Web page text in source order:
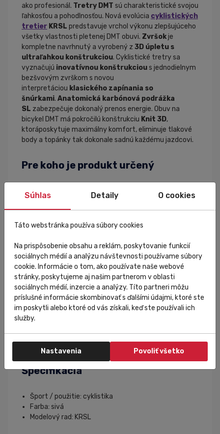
ako profesionál. Tretry DMT sú charakteristické svojou
ľahkosťou a pohodlnosťou. Nová evolúcia cyklistických
tretier KRSL predstavuje vrchol výkonu zlepšujúceho
všetky vlastnosti pletenej DMT obuvi. Zvršokje
kompletne navrhnutý a vyrobený z 3D úpletu s
ultraľahkou konštrukciou. Cyklistické tretry sa
vyznačujú inovatívnou konštrukcious jednodielnym
bezšvovým zvrškom s novou
interpretáciou klasického zapínania so
šnúrkami. Anatomická karbónová podrážka
SL zabezpečuje dokonalý prenos energie. Obuv na
bicykel DMT má pokročilú konštrukciu Knit 3D,
ktoráposkytuje maximálny komfort, eliminuje tlakové
body a topánky tak dokonale sadnú každému jazdcovi.
Pre koho je produkt určený
Pre milovníkov cestnej cyklistiky, ktorí hľadajú
maximálnu kvalitu a pohodlnosť cyklistickej obuvi.
Vlastnosti produktu
Zvršok vyrobený s 3D úpletu s ultraľahkou
konštrukciou
Variabilná hrúbka a štruktúra úpletu pre maximálne
pohodlie.
Integrovaný oká pre šnúrky.
Anatomická vložka a protišmyková plocha na
vnútornej časti päty.
Anatomická karbónová podrážka Carbon SL.
Nastavenie zarážky v rozsahu 8mm.
Špecifikácia
Šport / použitie: cyklistika
Farba: sivá
Modelový rad: KRSL
Súhlas Detaily O cookies
Táto webstránka používa súbory cookies
Na prispôsobenie obsahu a reklám, poskytovanie funkcií
sociálnych médií a analýzu návštevnosti používame súbory
cookie. Informácie o tom, ako používate naše webové
stránky, poskytujeme aj našim partnerom v oblasti
sociálnych médií, inzercie a analýzy. Títo partneri môžu
príslušné informácie skombinovať s ďalšími údajmi, ktoré ste
im poskytli alebo ktoré od vás získali, keď ste používali ich
služby.
Nastavenia Povoliť všetko